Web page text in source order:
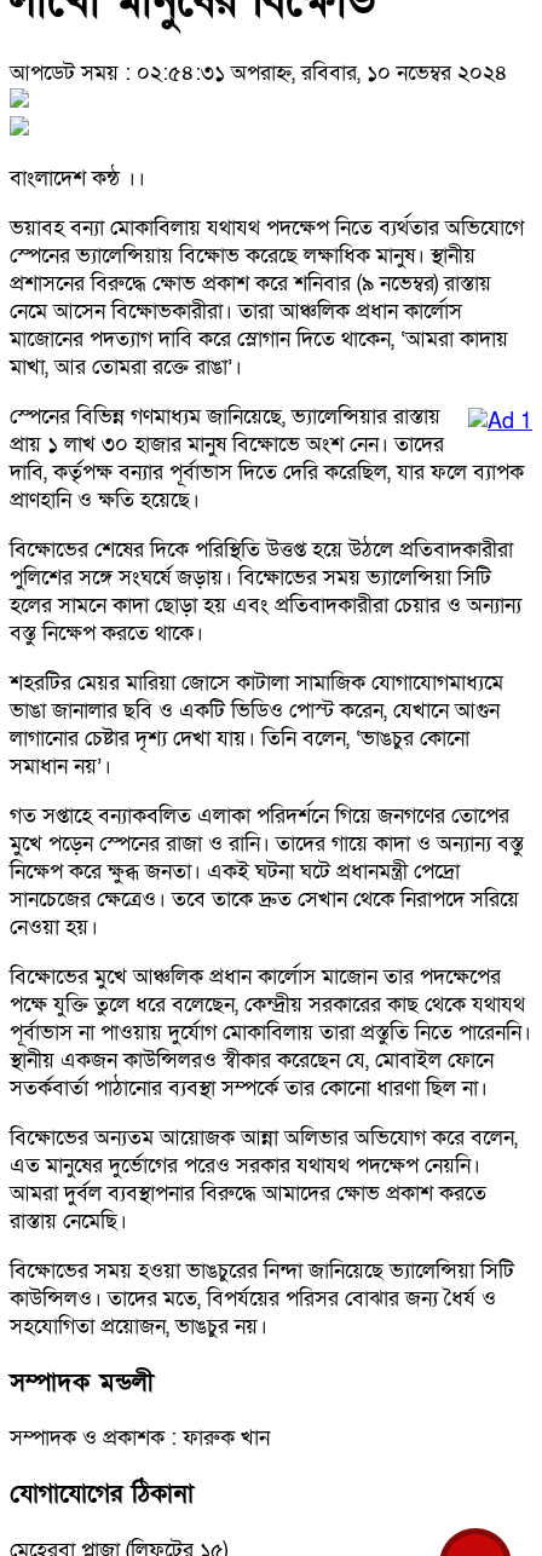
আপডেট সময় : ০২:৫৪:৩১ অপরাহ্ন, রবিবার, ১০ নভেম্বর ২০২৪
বাংলাদেশ কন্ঠ ।।
ভয়াবহ বন্যা মোকাবিলায় যথাযথ পদক্ষেপ নিতে ব্যর্থতার অভিযোগে
স্পেনের ভ্যালেন্সিয়ায় বিক্ষোভ করেছে লক্ষাধিক মানুষ। স্থানীয়
প্রশাসনের বিরুদ্ধে ক্ষোভ প্রকাশ করে শনিবার (৯ নভেম্বর) রাস্তায়
নেমে আসেন বিক্ষোভকারীরা। তারা আঞ্চলিক প্রধান কার্লোস
মাজোনের পদত্যাগ দাবি করে স্লোগান দিতে থাকেন, ‘আমরা কাদায়
মাখা, আর তোমরা রক্তে রাঙা’।
স্পেনের বিভিন্ন গণমাধ্যম জানিয়েছে, ভ্যালেন্সিয়ার রাস্তায়
প্রায় ১ লাখ ৩০ হাজার মানুষ বিক্ষোভে অংশ নেন। তাদের
দাবি, কর্তৃপক্ষ বন্যার পূর্বাভাস দিতে দেরি করেছিল, যার ফলে ব্যাপক
প্রাণহানি ও ক্ষতি হয়েছে।
বিক্ষোভের শেষের দিকে পরিস্থিতি উত্তপ্ত হয়ে উঠলে প্রতিবাদকারীরা
পুলিশের সঙ্গে সংঘর্ষে জড়ায়। বিক্ষোভের সময় ভ্যালেন্সিয়া সিটি
হলের সামনে কাদা ছোড়া হয় এবং প্রতিবাদকারীরা চেয়ার ও অন্যান্য
বস্তু নিক্ষেপ করতে থাকে।
শহরটির মেয়র মারিয়া জোসে কাটালা সামাজিক যোগাযোগমাধ্যমে
ভাঙা জানালার ছবি ও একটি ভিডিও পোস্ট করেন, যেখানে আগুন
লাগানোর চেষ্টার দৃশ্য দেখা যায়। তিনি বলেন, ‘ভাঙচুর কোনো
সমাধান নয়’।
গত সপ্তাহে বন্যাকবলিত এলাকা পরিদর্শনে গিয়ে জনগণের তোপের
মুখে পড়েন স্পেনের রাজা ও রানি। তাদের গায়ে কাদা ও অন্যান্য বস্তু
নিক্ষেপ করে ক্ষুব্ধ জনতা। একই ঘটনা ঘটে প্রধানমন্ত্রী পেদ্রো
সানচেজের ক্ষেত্রেও। তবে তাকে দ্রুত সেখান থেকে নিরাপদে সরিয়ে
নেওয়া হয়।
বিক্ষোভের মুখে আঞ্চলিক প্রধান কার্লোস মাজোন তার পদক্ষেপের
পক্ষে যুক্তি তুলে ধরে বলেছেন, কেন্দ্রীয় সরকারের কাছ থেকে যথাযথ
পূর্বাভাস না পাওয়ায় দুর্যোগ মোকাবিলায় তারা প্রস্তুতি নিতে পারেননি।
স্থানীয় একজন কাউন্সিলরও স্বীকার করেছেন যে, মোবাইল ফোনে
সতর্কবার্তা পাঠানোর ব্যবস্থা সম্পর্কে তার কোনো ধারণা ছিল না।
বিক্ষোভের অন্যতম আয়োজক আন্না অলিভার অভিযোগ করে বলেন,
এত মানুষের দুর্ভোগের পরেও সরকার যথাযথ পদক্ষেপ নেয়নি।
আমরা দুর্বল ব্যবস্থাপনার বিরুদ্ধে আমাদের ক্ষোভ প্রকাশ করতে
রাস্তায় নেমেছি।
বিক্ষোভের সময় হওয়া ভাঙচুরের নিন্দা জানিয়েছে ভ্যালেন্সিয়া সিটি
কাউন্সিলও। তাদের মতে, বিপর্যয়ের পরিসর বোঝার জন্য ধৈর্য ও
সহযোগিতা প্রয়োজন, ভাঙচুর নয়।
সম্পাদক মন্ডলী
সম্পাদক ও প্রকাশক : ফারুক খান
যোগাযোগের ঠিকানা
মেহেরবা প্লাজা (লিফটের ১৫)